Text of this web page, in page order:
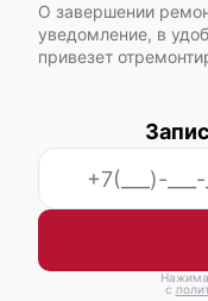
О завершении
уведомление, в
привезет
с